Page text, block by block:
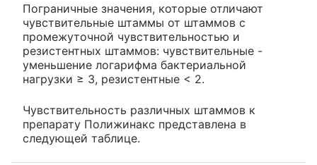
Пограничные значения, которые отличают
чувствительные штаммы от штаммов с
промежуточной чувствительностью и
резистентных штаммов: чувствительные -
уменьшение логарифма бактериальной
нагрузки ≥ 3, резистентные < 2.
Чувствительность различных штаммов к
препарату Полижинакс представлена в
следующей таблице.